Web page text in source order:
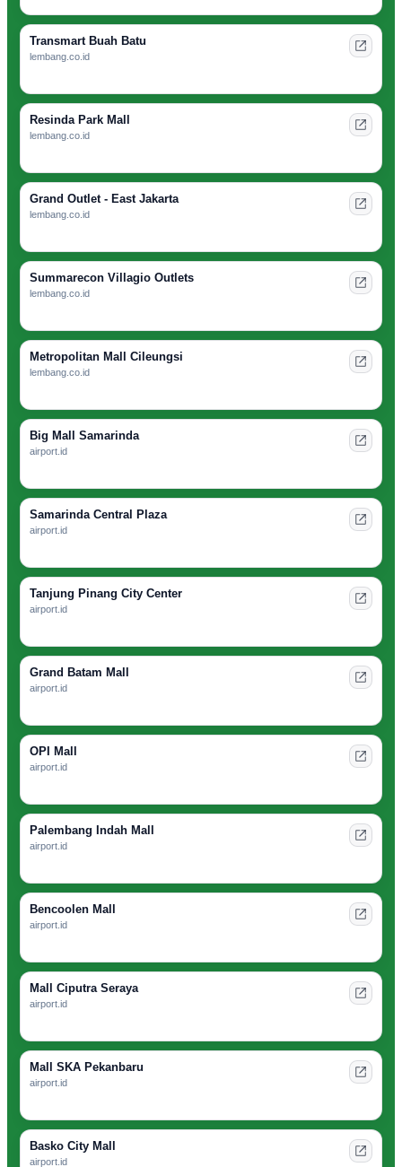
Transmart Buah Batu
lembang.co.id
Resinda Park Mall
lembang.co.id
Grand Outlet - East Jakarta
lembang.co.id
Summarecon Villagio Outlets
lembang.co.id
Metropolitan Mall Cileungsi
lembang.co.id
Big Mall Samarinda
airport.id
Samarinda Central Plaza
airport.id
Tanjung Pinang City Center
airport.id
Grand Batam Mall
airport.id
OPI Mall
airport.id
Palembang Indah Mall
airport.id
Bencoolen Mall
airport.id
Mall Ciputra Seraya
airport.id
Mall SKA Pekanbaru
airport.id
Basko City Mall
airport.id